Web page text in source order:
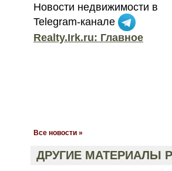
Новости недвижимости в
Telegram-канале
Realty.Irk.ru: Главное
Все новости »
ДРУГИЕ МАТЕРИАЛЫ